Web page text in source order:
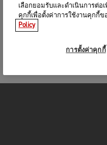
เลือกยอมรับและดำเนินการต่
คุกกี้เพื่อตั้งค่าการใช้งานคุกกี้
Policy
การตั้งค่าคุกกี้